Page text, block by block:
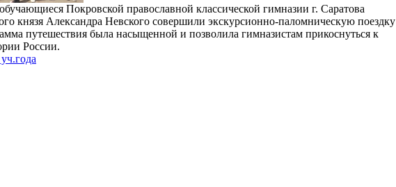
Покровской православной классической гимназии г. Саратова
князя Александра Невского совершили экскурсионно-паломническую поездку
путешествия была насыщенной и позволила гимназистам прикоснуться к
России.